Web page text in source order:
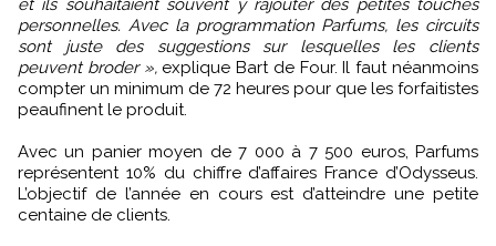
et ils souhaitaient souvent y rajouter des petites touches
personnelles. Avec la programmation Parfums, les circuits
sont juste des suggestions sur lesquelles les clients
peuvent broder », explique Bart de Four. Il faut néanmoins
compter un minimum de 72 heures pour que les forfaitistes
peaufinent le produit.
Avec un panier moyen de 7 000 à 7 500 euros, Parfums
représentent 10% du chiffre d’affaires France d’Odysseus.
L’objectif de l’année en cours est d’atteindre une petite
centaine de clients.